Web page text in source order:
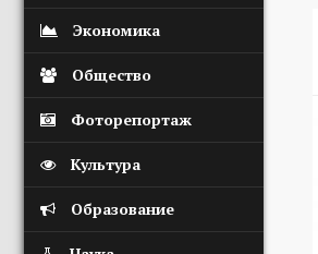
Экономика
Общество
Фоторепортаж
Культура
Образование